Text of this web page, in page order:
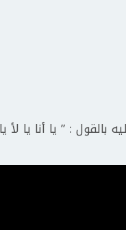
بالقول : ” يا أنا يا